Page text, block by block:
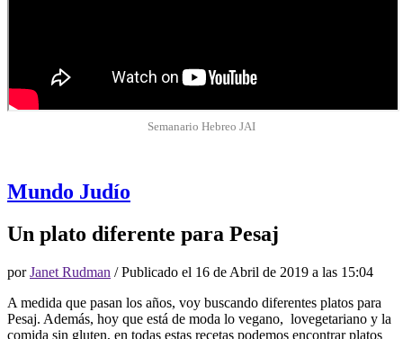
Semanario Hebreo JAI
Mundo Judío
Un plato diferente para Pesaj
porJanet Rudman / Publicado el 16 de Abril de 2019 a las 15:04
A medida que pasan los años, voy buscando diferentes platos para
Pesaj. Además, hoy que está de moda lo vegano, lovegetariano y la
comida sin gluten, en todas estas recetas podemos encontrar platos